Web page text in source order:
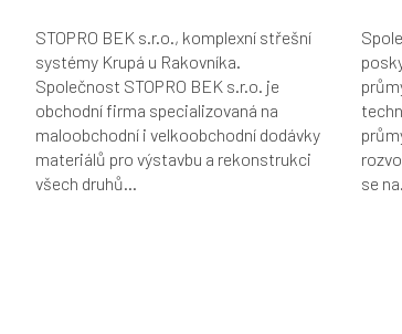
STOPRO BEK s.r.o., komplexní střešní
systémy Krupá u Rakovníka.
Společnost STOPRO BEK s.r.o. je
obchodní firma specializovaná na
maloobchodní i velkoobchodní dodávky
materiálů pro výstavbu a rekonstrukci
všech druhů...
se na...